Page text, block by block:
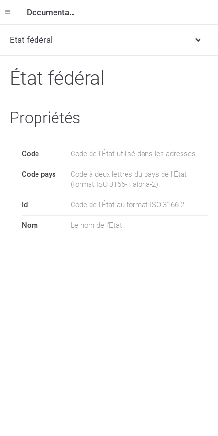
Documentation
État fédéral
État fédéral
Propriétés
Code Code de l'État utilisé dans les adresses.
Code pays
Code à deux lettres du pays de l'État
(format ISO 3166-1 alpha-2).
Id Code de l'État au format ISO 3166-2.
Nom Le nom de l'Etat.